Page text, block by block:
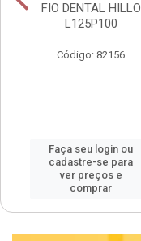
FIO DENTAL HILLO
L125P100
Código: 82156
Faça seu login ou
cadastre-se para
ver preços e
comprar